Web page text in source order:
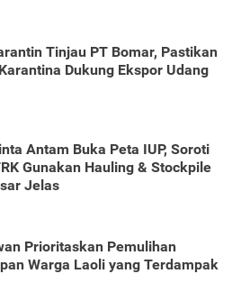
Tinjau PT Bomar, Pastikan
Dukung Ekspor Udang
Antam Buka Peta IUP, Soroti
Gunakan Hauling & Stockpile
Jelas
Prioritaskan Pemulihan
Warga Laoli yang Terdampak